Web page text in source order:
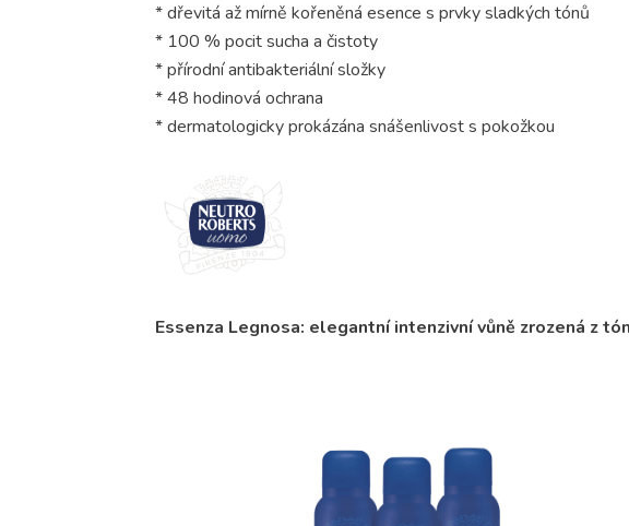
* dřevitá až mírně kořeněná esence s prvky sladkých tónů
* 100 % pocit sucha a čistoty
* přírodní antibakteriální složky
* 48 hodinová ochrana
* dermatologicky prokázána snášenlivost s pokožkou
Essenza Legnosa: elegantní intenzivní vůně zrozená z